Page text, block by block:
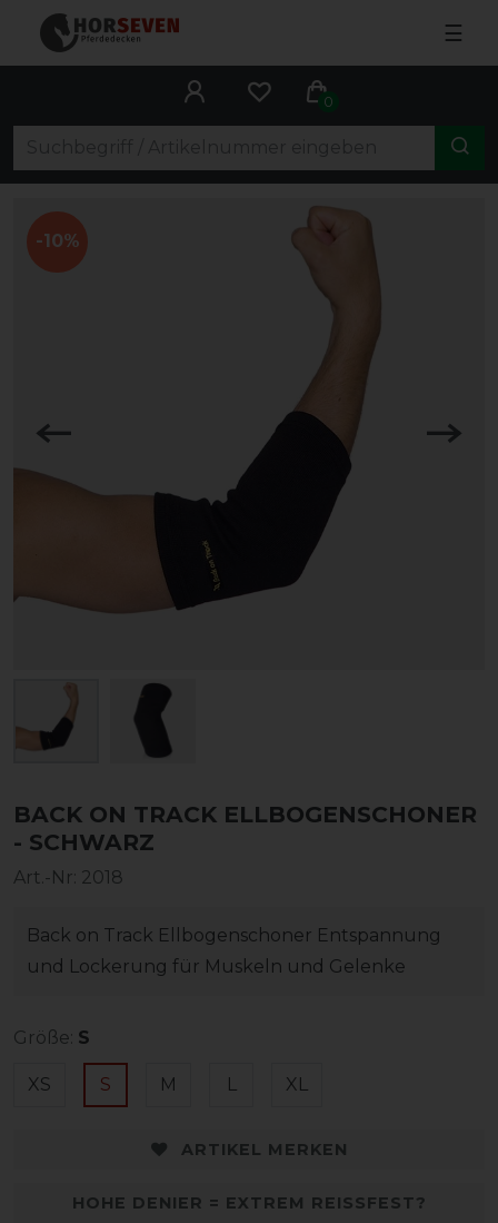
☰
0
-10%
BACK ON TRACK ELLBOGENSCHONER
- SCHWARZ
Art.-Nr: 2018
Back on Track Ellbogenschoner Entspannung
und Lockerung für Muskeln und Gelenke
Größe: S
XS S M L XL
ARTIKEL MERKEN
HOHE DENIER = EXTREM REISSFEST?